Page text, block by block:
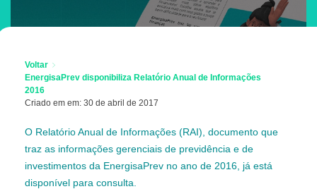
Voltar
EnergisaPrev disponibiliza Relatório Anual de Informações
2016
Criado em em: 30 de abril de 2017
O Relatório Anual de Informações (RAI), documento que
traz as informações gerenciais de previdência e de
investimentos da EnergisaPrev no ano de 2016, já está
disponível para consulta.